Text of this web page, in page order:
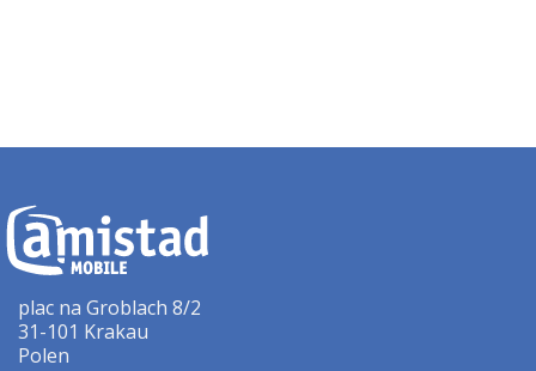
plac na Groblach 8/2
31-101 Krakau
Polen